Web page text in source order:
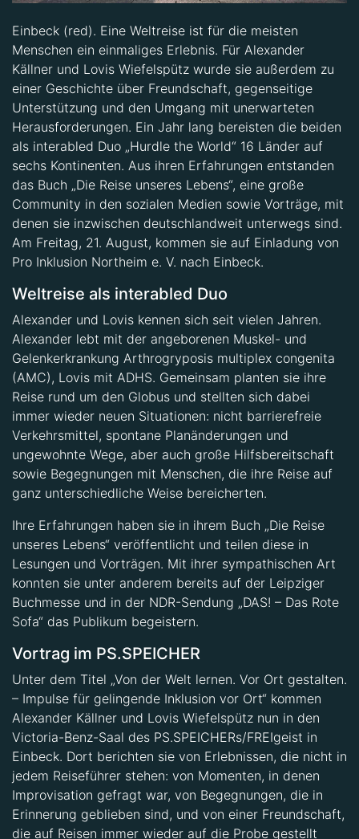
Menschen ein einmaliges Erlebnis. Für Alexander
Källner und Lovis Wiefelspütz wurde sie außerdem zu
einer Geschichte über Freundschaft, gegenseitige
Unterstützung und den Umgang mit unerwarteten
Herausforderungen. Ein Jahr lang bereisten die beiden
als interabled Duo „Hurdle the World“ 16 Länder auf
sechs Kontinenten. Aus ihren Erfahrungen entstanden
das Buch „Die Reise unseres Lebens“, eine große
Community in den sozialen Medien sowie Vorträge, mit
denen sie inzwischen deutschlandweit unterwegs sind.
Am Freitag, 21. August, kommen sie auf Einladung von
Pro Inklusion Northeim e. V. nach Einbeck.
Alexander und Lovis kennen sich seit vielen Jahren.
Alexander lebt mit der angeborenen Muskel- und
Gelenkerkrankung Arthrogryposis multiplex congenita
(AMC), Lovis mit ADHS. Gemeinsam planten sie ihre
Reise rund um den Globus und stellten sich dabei
immer wieder neuen Situationen: nicht barrierefreie
Verkehrsmittel, spontane Planänderungen und
ungewohnte Wege, aber auch große Hilfsbereitschaft
sowie Begegnungen mit Menschen, die ihre Reise auf
ganz unterschiedliche Weise bereicherten.
Ihre Erfahrungen haben sie in ihrem Buch „Die Reise
unseres Lebens“ veröffentlicht und teilen diese in
Lesungen und Vorträgen. Mit ihrer sympathischen Art
konnten sie unter anderem bereits auf der Leipziger
Buchmesse und in der NDR-Sendung „DAS! – Das Rote
Sofa“ das Publikum begeistern.
Vortrag im PS.SPEICHER
Unter dem Titel „Von der Welt lernen. Vor Ort gestalten.
– Impulse für gelingende Inklusion vor Ort“ kommen
Alexander Källner und Lovis Wiefelspütz nun in den
Victoria-Benz-Saal des PS.SPEICHERs/FREIgeist in
Einbeck. Dort berichten sie von Erlebnissen, die nicht in
jedem Reiseführer stehen: von Momenten, in denen
Improvisation gefragt war, von Begegnungen, die in
Erinnerung geblieben sind, und von einer Freundschaft,
die auf Reisen immer wieder auf die Probe gestellt
wurde.